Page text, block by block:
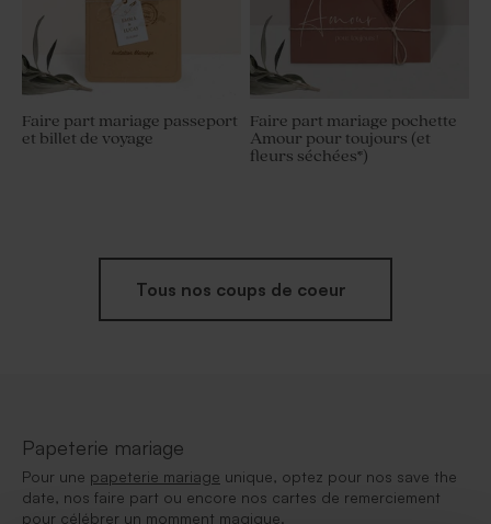
Faire part mariage passeport
et billet de voyage
Faire part mariage pochette
Amour pour toujours (et
fleurs séchées*)
Tous nos coups de coeur
Papeterie mariage
Pour une papeterie mariage unique, optez pour nos save the
date, nos faire part ou encore nos cartes de remerciement
pour célébrer un momment magique.